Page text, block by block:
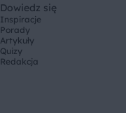
Dowiedz się
Inspiracje
Porady
Artykuły
Quizy
Redakcja